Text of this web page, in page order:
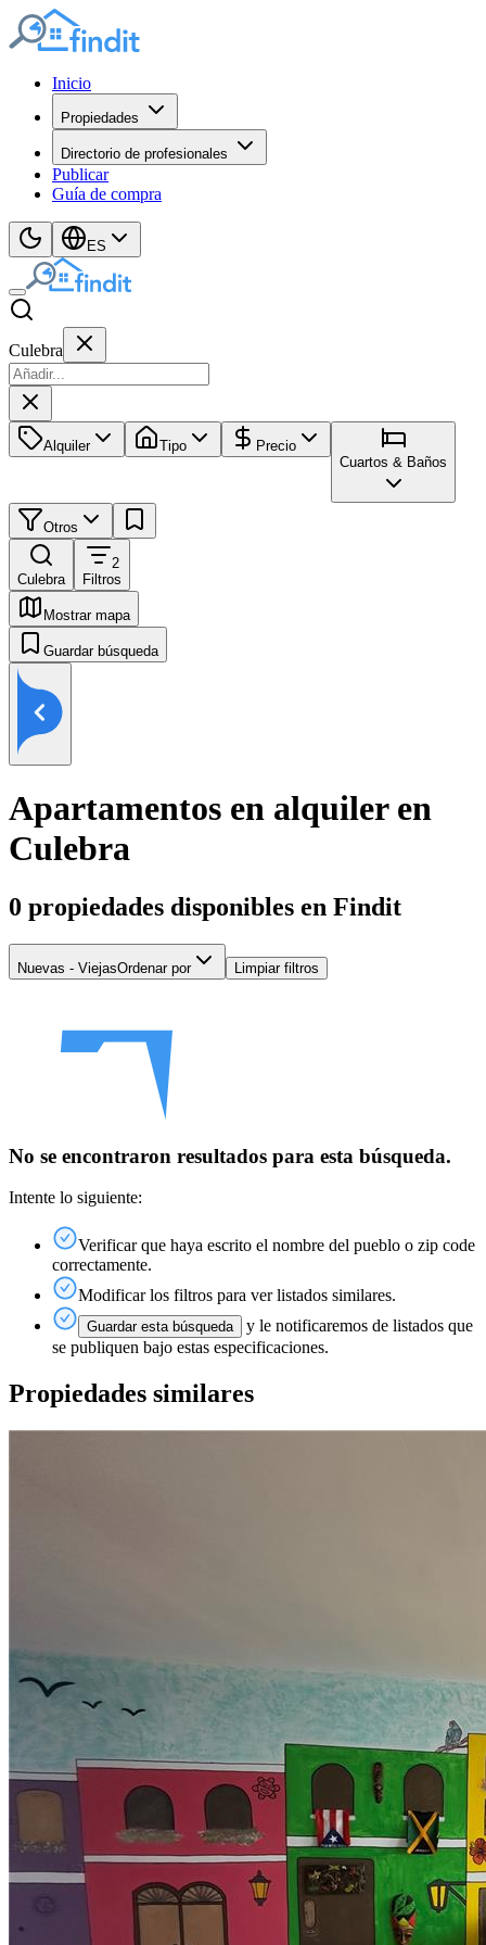
Inicio
Propiedades
Directorio de profesionales
Publicar
Guía de compra
ES
Culebra
Alquiler Tipo
Precio
Cuartos & Baños
Otros
Culebra
2
Filtros
Mostrar mapa
Guardar búsqueda
Apartamentos en alquiler en
Culebra
0 propiedades disponibles en Findit
Nuevas - ViejasOrdenar por Limpiar filtros
No se encontraron resultados para esta búsqueda.
Intente lo siguiente:
Verificar que haya escrito el nombre del pueblo o zip code
correctamente.
Modificar los filtros para ver listados similares.
Guardar esta búsqueda
y le notificaremos de listados que
se publiquen bajo estas especificaciones.
Propiedades similares